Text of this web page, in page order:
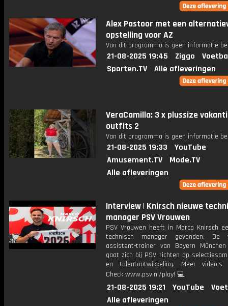
Alex Pastoor met een
opstelling voor AZ
Van dit programma is geen informatie
21-08-2025 19:45 Ziggo
Sporten.TV
Alle afleveringen
VeraCamilla: 3 x plussize
outfits 2
Van dit programma is geen informatie
21-08-2025 19:33
YouTube
Amusement.TV
Mode.TV
Alle afleveringen
Interview | Knirsch nieuwe
manager PSV Vrouwen
PSV Vrouwen heeft in Marco Knirsch
technisch manager gevonden. De
assistent-trainer van Bayern
gaat zich bij PSV richten op
en talentontwikkeling. Meer video's
Check www.psv.nl/play! 💻
21-08-2025 19:21 YouTube
Alle afleveringen